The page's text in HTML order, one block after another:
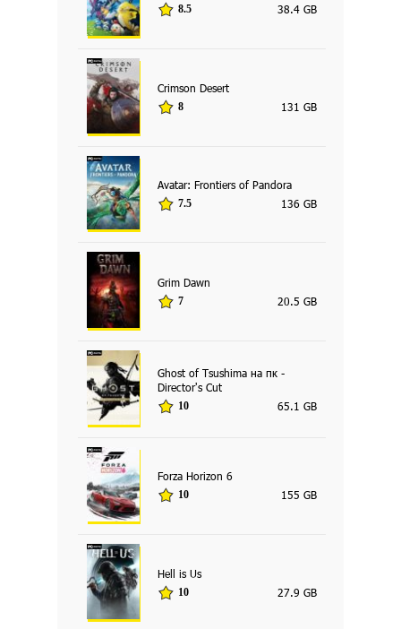
8.5 38.4 GB
Crimson Desert
8 131 GB
Avatar: Frontiers of Pandora
7.5 136 GB
Grim Dawn
7 20.5 GB
Ghost of Tsushima на пк -
Director's Cut
10 65.1 GB
Forza Horizon 6
10 155 GB
Hell is Us
10 27.9 GB